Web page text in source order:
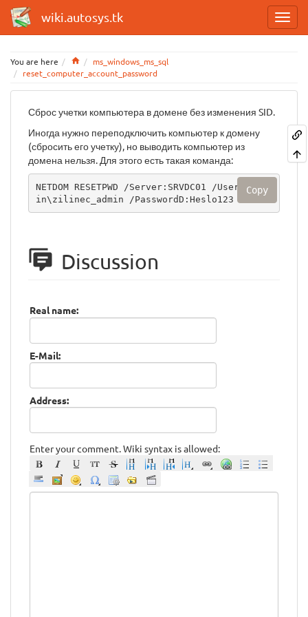
wiki.autosys.tk
You are here Homems_windows_ms_sql
reset_computer_account_password
Сброс учетки компьютера в домене без изменения SID.
Иногда нужно переподключить компьютер к домену
(сбросить его учетку), но выводить компьютер из
домена нельзя. Для этого есть такая команда:
NETDOM RESETPWD /Server:SRVDC01 /UserD:doma
in\zilinec_admin /PasswordD:Heslo123
Copy
Discussion
Real name:
E-Mail:
Address:
Enter your comment. Wiki syntax is allowed: